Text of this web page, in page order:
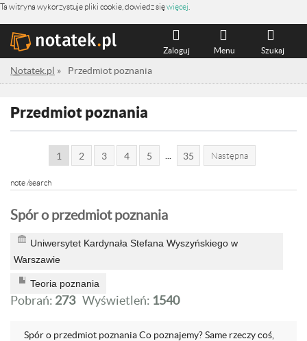
Ta witryna wykorzystuje pliki cookie, dowiedz sięwięcej
Szukaj
Menu
Zaloguj
Notatek.pl » Przedmiot poznania
Przedmiot poznania
1 2 3 4 5 35 Następna
note /search
Spór o przedmiot poznania
Uniwersytet Kardynała Stefana Wyszyńskiego w
Warszawie
Teoria poznania
Pobrań: 273 Wyświetleń: 1540
Spór o przedmiot poznania Co poznajemy? Same rzeczy coś,